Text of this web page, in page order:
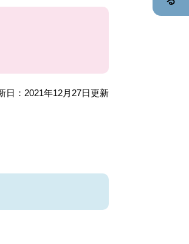
日：2021年12月27日更新